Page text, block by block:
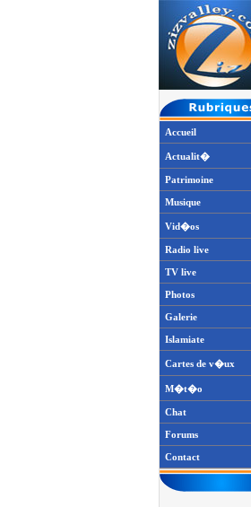
Accueil
Actualit�
Patrimoine
Musique
Vid�os
Radio live
TV live
Photos
Galerie
Islamiate
Cartes de v�ux
M�t�o
Chat
Forums
Contact